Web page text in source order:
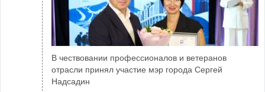
В чествовании профессионалов и ветеранов
отрасли принял участие мэр города Сергей
Надсадин